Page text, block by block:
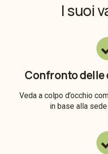
I suoi
Confronto
Veda a colpo d’occhio
in base alla